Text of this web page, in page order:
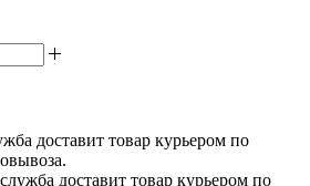
доставит товар курьером по
доставит товар курьером по